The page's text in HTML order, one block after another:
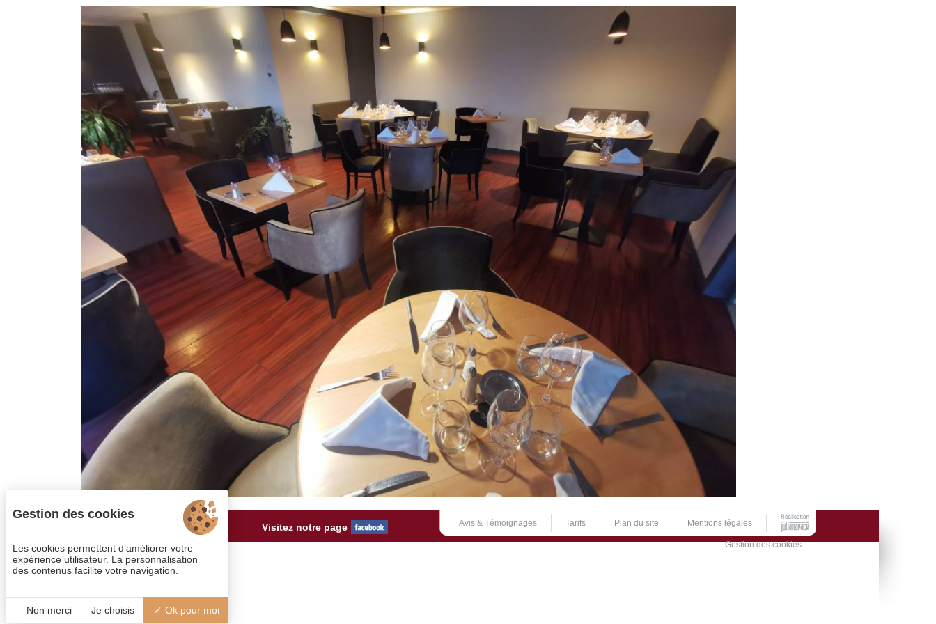
Visitez notre page Mentions légales
Plan du site
Tarifs
Avis & Témoignages
Gestion des cookies
Gestion des cookies
Les cookies permettent d’améliorer votre
expérience utilisateur. La personnalisation
des contenus facilite votre navigation.
Non merci Je choisis Ok pour moi